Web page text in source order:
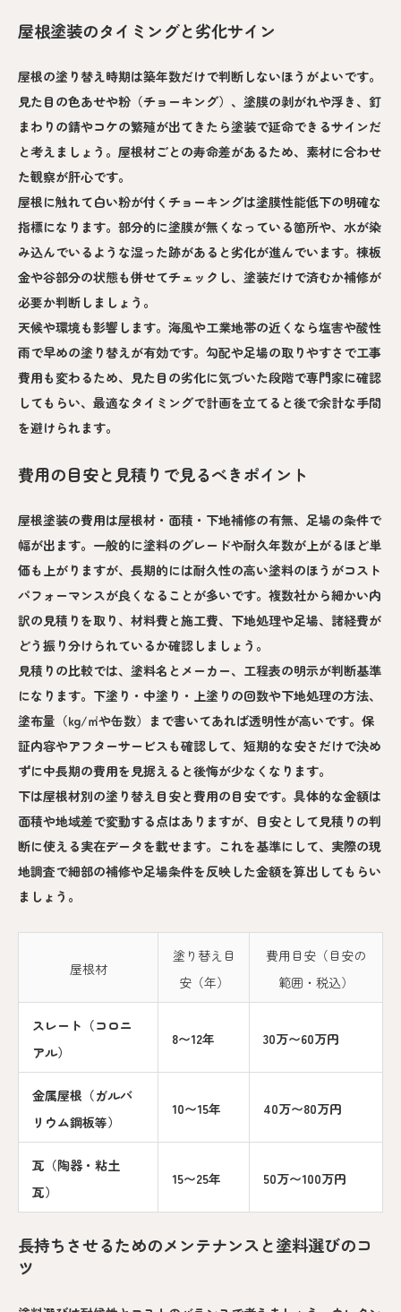
屋根塗装のタイミングと劣化サイン
屋根の塗り替え時期は築年数だけで判断しないほうがよいです。
見た目の色あせや粉（チョーキング）、塗膜の剥がれや浮き、釘
まわりの錆やコケの繁殖が出てきたら塗装で延命できるサインだ
と考えましょう。屋根材ごとの寿命差があるため、素材に合わせ
た観察が肝心です。
屋根に触れて白い粉が付くチョーキングは塗膜性能低下の明確な
指標になります。部分的に塗膜が無くなっている箇所や、水が染
み込んでいるような湿った跡があると劣化が進んでいます。棟板
金や谷部分の状態も併せてチェックし、塗装だけで済むか補修が
必要か判断しましょう。
天候や環境も影響します。海風や工業地帯の近くなら塩害や酸性
雨で早めの塗り替えが有効です。勾配や足場の取りやすさで工事
費用も変わるため、見た目の劣化に気づいた段階で専門家に確認
してもらい、最適なタイミングで計画を立てると後で余計な手間
を避けられます。
費用の目安と見積りで見るべきポイント
屋根塗装の費用は屋根材・面積・下地補修の有無、足場の条件で
幅が出ます。一般的に塗料のグレードや耐久年数が上がるほど単
価も上がりますが、長期的には耐久性の高い塗料のほうがコスト
パフォーマンスが良くなることが多いです。複数社から細かい内
訳の見積りを取り、材料費と施工費、下地処理や足場、諸経費が
どう振り分けられているか確認しましょう。
見積りの比較では、塗料名とメーカー、工程表の明示が判断基準
になります。下塗り・中塗り・上塗りの回数や下地処理の方法、
塗布量（kg/㎡や缶数）まで書いてあれば透明性が高いです。保
証内容やアフターサービスも確認して、短期的な安さだけで決め
ずに中長期の費用を見据えると後悔が少なくなります。
下は屋根材別の塗り替え目安と費用の目安です。具体的な金額は
面積や地域差で変動する点はありますが、目安として見積りの判
断に使える実在データを載せます。これを基準にして、実際の現
地調査で細部の補修や足場条件を反映した金額を算出してもらい
ましょう。
屋根材
塗り替え目
安（年）
費用目安（目安の
範囲・税込）
スレート（コロニ
アル）
8〜12年 30万〜60万円
金属屋根（ガルバ
リウム鋼板等）
10〜15年 40万〜80万円
瓦（陶器・粘土
瓦）
15〜25年 50万〜100万円
長持ちさせるためのメンテナンスと塗料選びのコ
ツ